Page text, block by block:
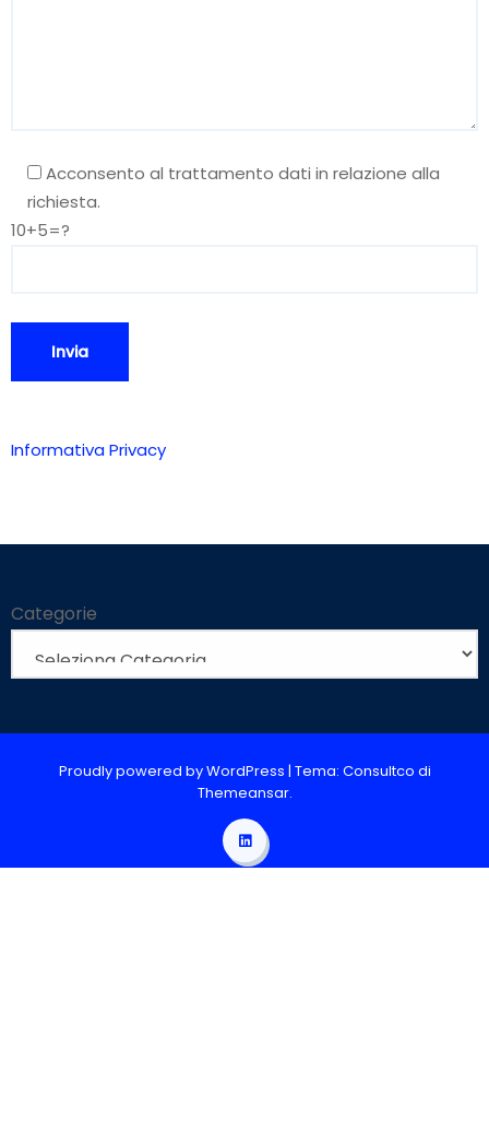
Acconsento al trattamento dati in relazione alla
richiesta.
10+5=?
Informativa Privacy
Categorie
Proudly powered by WordPress | Tema: Consultco di
Themeansar.